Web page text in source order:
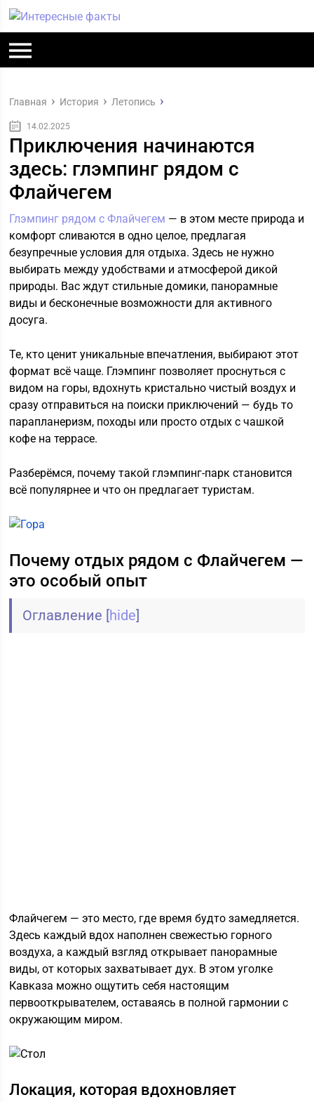
Главная История Летопись
14.02.2025
Приключения начинаются
здесь: глэмпинг рядом с
Флайчегем
Глэмпинг рядом с Флайчегем — в этом месте природа и
комфорт сливаются в одно целое, предлагая
безупречные условия для отдыха. Здесь не нужно
выбирать между удобствами и атмосферой дикой
природы. Вас ждут стильные домики, панорамные
виды и бесконечные возможности для активного
досуга.
Те, кто ценит уникальные впечатления, выбирают этот
формат всё чаще. Глэмпинг позволяет проснуться с
видом на горы, вдохнуть кристально чистый воздух и
сразу отправиться на поиски приключений — будь то
парапланеризм, походы или просто отдых с чашкой
кофе на террасе.
Разберёмся, почему такой глэмпинг-парк становится
всё популярнее и что он предлагает туристам.
Почему отдых рядом с Флайчегем —
это особый опыт
Оглавление [hide]
Флайчегем — это место, где время будто замедляется.
Здесь каждый вдох наполнен свежестью горного
воздуха, а каждый взгляд открывает панорамные
виды, от которых захватывает дух. В этом уголке
Кавказа можно ощутить себя настоящим
первооткрывателем, оставаясь в полной гармонии с
окружающим миром.
Локация, которая вдохновляет